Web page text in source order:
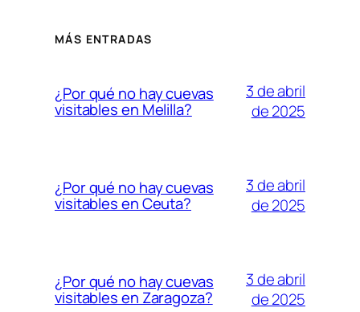
MÁS ENTRADAS
¿Por qué no hay cuevas
visitables en Melilla?
3 de abril
de 2025
¿Por qué no hay cuevas
visitables en Ceuta?
3 de abril
de 2025
¿Por qué no hay cuevas
visitables en Zaragoza?
3 de abril
de 2025